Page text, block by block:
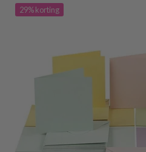
29% korting